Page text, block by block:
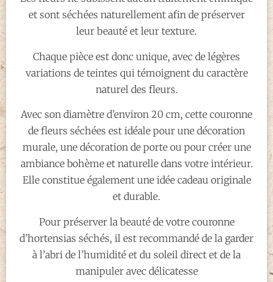
et sont séchées naturellement afin de préserver
leur beauté et leur texture.
Chaque pièce est donc unique, avec de légères
variations de teintes qui témoignent du caractère
naturel des fleurs.
Avec son diamètre d’environ 20 cm, cette couronne
de fleurs séchées est idéale pour une décoration
murale, une décoration de porte ou pour créer une
ambiance bohème et naturelle dans votre intérieur.
Elle constitue également une idée cadeau originale
et durable.
Pour préserver la beauté de votre couronne
d’hortensias séchés, il est recommandé de la garder
à l’abri de l’humidité et du soleil direct et de la
manipuler avec délicatesse